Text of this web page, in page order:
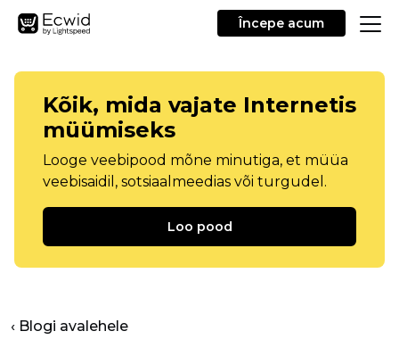
Începe acum
Kõik, mida vajate Internetis
müümiseks
Looge veebipood mõne minutiga, et müüa
veebisaidil, sotsiaalmeedias või turgudel.
Loo pood
‹ Blogi avalehele